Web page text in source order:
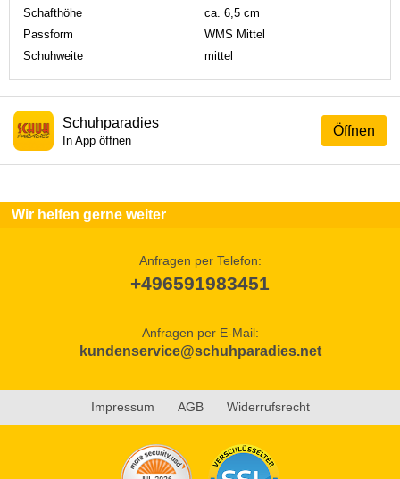
Schafthöhe
ca. 6,5 cm
Passform
WMS Mittel
Schuhweite
mittel
Öffnen
Schuhparadies
In App öffnen
Wir helfen gerne weiter
Anfragen per Telefon:
+496591983451
Anfragen per E-Mail:
kundenservice@schuhparadies.net
Impressum AGB Widerrufsrecht